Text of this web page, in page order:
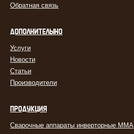
Обратная связь
ДОПОЛНИТЕЛЬНО
Услуги
Новости
Статьи
Производители
ПРОДУКЦИЯ
Сварочные аппараты инверторные MMA